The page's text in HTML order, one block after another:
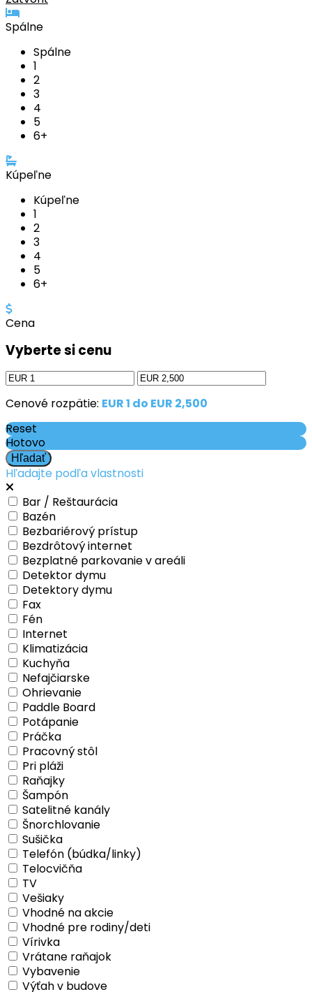
Spálne
Spálne
1
2
3
4
5
6+
Kúpeľne
Kúpeľne
1
2
3
4
5
6+
Cena
Vyberte si cenu
Cenové rozpätie: EUR 1 do EUR 2,500
Reset
Hotovo
Hľadajte podľa vlastnosti
Bar / Reštaurácia
Bazén
Bezbariérový prístup
Bezdrôtový internet
Bezplatné parkovanie v areáli
Detektor dymu
Detektory dymu
Fax
Fén
Internet
Klimatizácia
Kuchyňa
Nefajčiarske
Ohrievanie
Paddle Board
Potápanie
Práčka
Pracovný stôl
Pri pláži
Raňajky
Šampón
Satelitné kanály
Šnorchlovanie
Sušička
Telefón (búdka/linky)
Telocvičňa
TV
Vešiaky
Vhodné na akcie
Vhodné pre rodiny/deti
Vírivka
Vrátane raňajok
Vybavenie
Výťah v budove